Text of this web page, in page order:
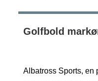
Golfbold
Albatross Sports, en